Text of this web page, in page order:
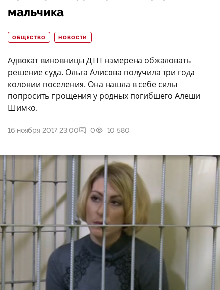
мальчика
ОБЩЕСТВО НОВОСТИ
Адвокат виновницы ДТП намерена обжаловать
решение суда. Ольга Алисова получила три года
колонии поселения. Она нашла в себе силы
попросить прощения у родных погибшего Алеши
Шимко.
16 ноября 2017 23:00 0 10 580